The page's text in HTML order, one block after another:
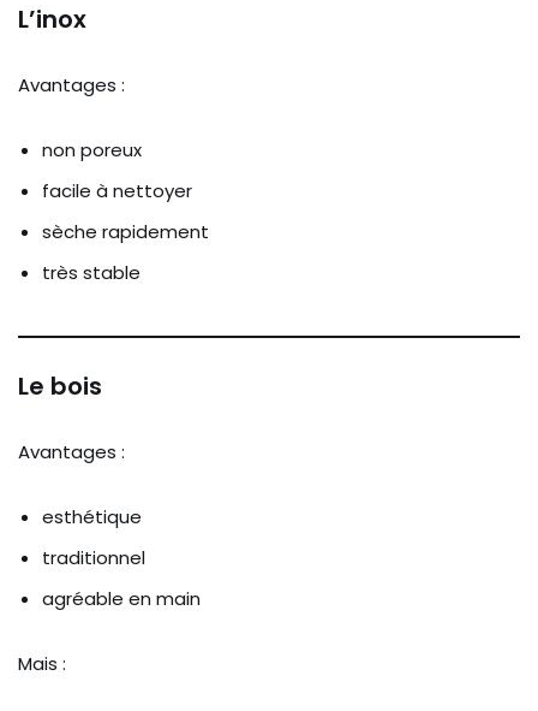
L’inox
Avantages :
non poreux
facile à nettoyer
sèche rapidement
très stable
Le bois
Avantages :
esthétique
traditionnel
agréable en main
Mais :